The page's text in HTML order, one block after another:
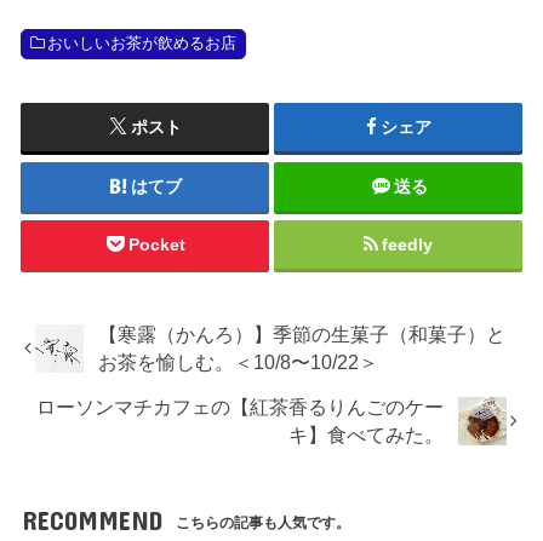
おいしいお茶が飲めるお店
ポスト シェア
はてブ 送る
Pocket feedly
【寒露（かんろ）】季節の生菓子（和菓子）と
お茶を愉しむ。＜10/8〜10/22＞
ローソンマチカフェの【紅茶香るりんごのケー
キ】食べてみた。
RECOMMEND こちらの記事も人気です。